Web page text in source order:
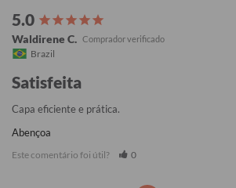
Waldirene C.
Brazil
Satisfeita
Capa eficiente e prática.
Abençoa
Este comentário foi útil? 0